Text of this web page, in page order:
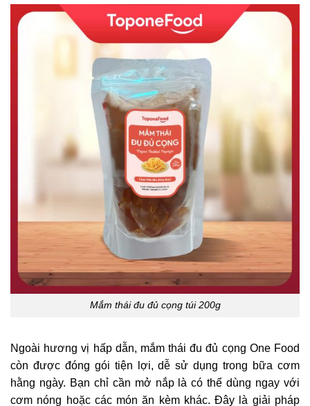
Mắm thái đu đủ cọng túi 200g
Ngoài hương vị hấp dẫn, mắm thái đu đủ cọng One Food
còn được đóng gói tiện lợi, dễ sử dụng trong bữa cơm
hằng ngày. Bạn chỉ cần mở nắp là có thể dùng ngay với
cơm nóng hoặc các món ăn kèm khác. Đây là giải pháp